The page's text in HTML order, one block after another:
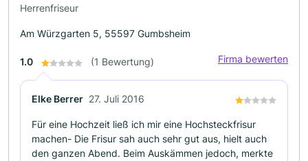
Herrenfriseur
Am Würzgarten 5, 55597 Gumbsheim
1.0 (1 Bewertung) Firma bewerten
Elke Berrer 27. Juli 2016
Für eine Hochzeit ließ ich mir eine Hochsteckfrisur
machen- Die Frisur sah auch sehr gut aus, hielt auch
den ganzen Abend. Beim Auskämmen jedoch, merkte